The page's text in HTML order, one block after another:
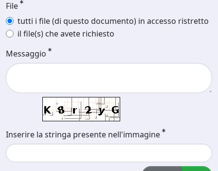
File
tutti i file (di questo documento) in accesso ristretto
il file(s) che avete richiesto
Messaggio
Inserire la stringa presente nell'immagine